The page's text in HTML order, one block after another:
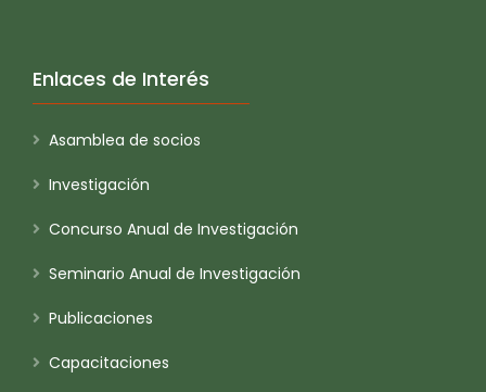
Enlaces de Interés
Asamblea de socios
Investigación
Concurso Anual de Investigación
Seminario Anual de Investigación
Publicaciones
Capacitaciones